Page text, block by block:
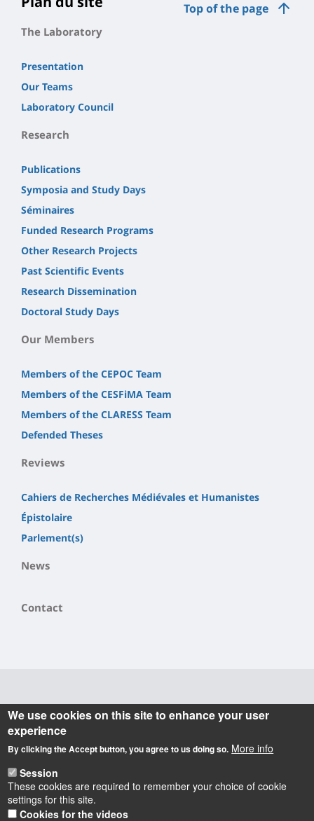
Top of the page
The Laboratory
Presentation
Our Teams
Laboratory Council
Research
Publications
Symposia and Study Days
Séminaires
Funded Research Programs
Other Research Projects
Past Scientific Events
Research Dissemination
Doctoral Study Days
Our Members
Members of the CEPOC Team
Members of the CESFiMA Team
Members of the CLARESS Team
Defended Theses
Reviews
Cahiers de Recherches Médiévales et Humanistes
Épistolaire
Parlement(s)
News
Contact
Informations
Actuellement dirigé par Gabriele VICKERMANN-
RIBÉMONT, le laboratoire POLEN (POuvoirs, LEttres,
Normes
puisqu'il regroupe littéraires, historiens, historiens du
droit, civilisationnistes, linguistes et anthropologues.
We use cookies on this site to enhance your user
experience
By clicking the Accept button, you agree to us doing so. More info
Session
These cookies are required to remember your choice of cookie
settings for this site.
Cookies for the videos